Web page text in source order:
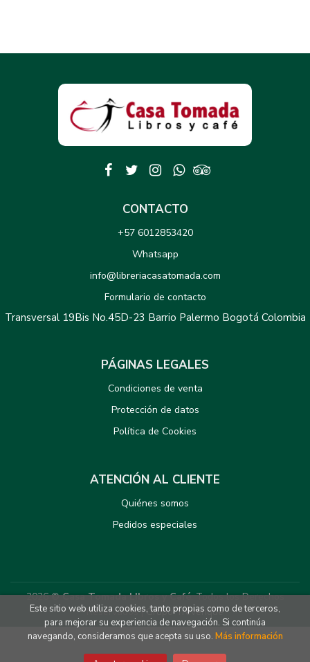
CONTACTO
+57 6012853420
Whatsapp
info@libreriacasatomada.com
Formulario de contacto
Transversal 19Bis No.45D-23 Barrio Palermo Bogotá Colombia
PÁGINAS LEGALES
Condiciones de venta
Protección de datos
Política de Cookies
ATENCIÓN AL CLIENTE
Quiénes somos
Pedidos especiales
2026 ©Casa Tomada LIbros y Café. Todos los Derechos
Reservados |Grupo Trevenque
Este sitio web utiliza cookies, tanto propias como de terceros,
para mejorar su experiencia de navegación. Si continúa
navegando, consideramos que acepta su uso. Más información